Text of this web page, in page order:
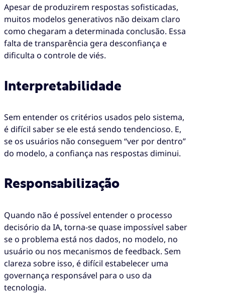
Apesar de produzirem respostas sofisticadas,
muitos modelos generativos não deixam claro
como chegaram a determinada conclusão. Essa
falta de transparência gera desconfiança e
dificulta o controle de viés.
Interpretabilidade
Sem entender os critérios usados pelo sistema,
é difícil saber se ele está sendo tendencioso. E,
se os usuários não conseguem “ver por dentro”
do modelo, a confiança nas respostas diminui.
Responsabilização
Quando não é possível entender o processo
decisório da IA, torna-se quase impossível saber
se o problema está nos dados, no modelo, no
usuário ou nos mecanismos de feedback. Sem
clareza sobre isso, é difícil estabelecer uma
governança responsável para o uso da
tecnologia.